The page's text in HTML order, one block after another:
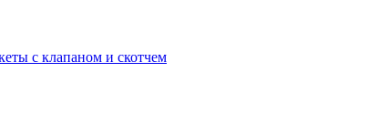
с клапаном и скотчем